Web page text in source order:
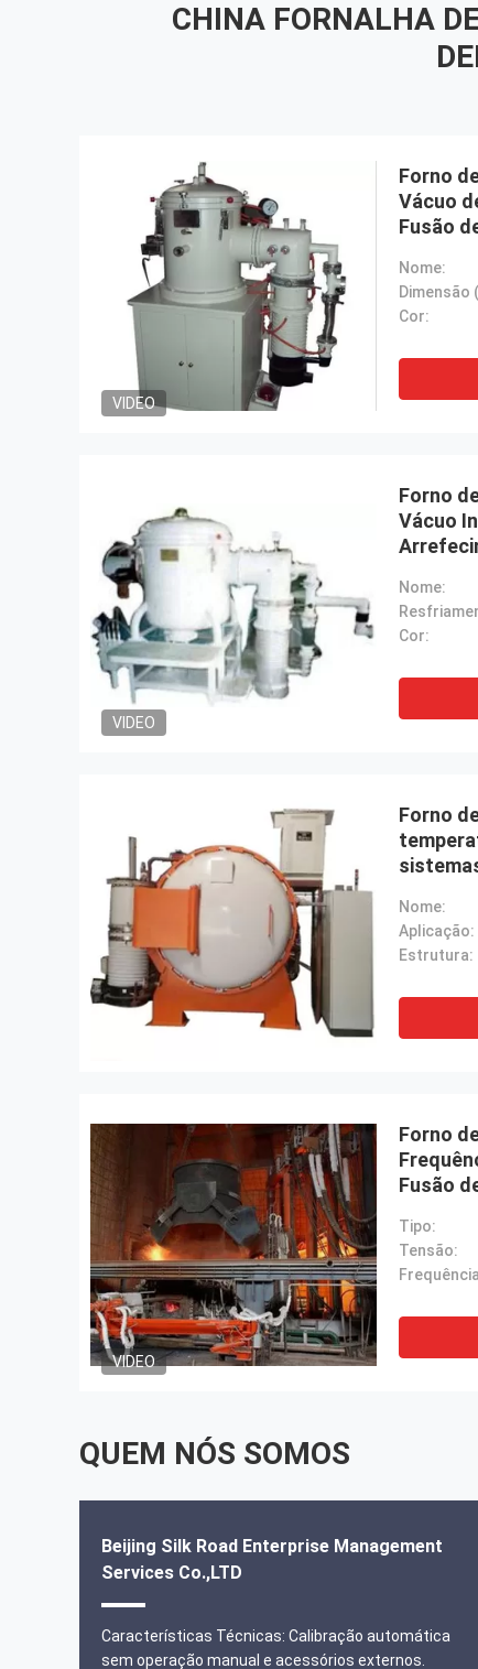
CHINA FORNALHA
VIDEO
Forno
Vácuo
Fusão
Nome:
Cor:
VIDEO
Forno
Vácuo
Nome:
Cor:
Forno
Nome:
Aplicação:
Estrutura:
VIDEO
Forno
Fusão
Tipo:
Tensão:
QUEM NÓS SOMOS
Beijing Silk Road Enterprise Management
Services Co.,LTD
Características Técnicas: Calibração automática
sem operação manual e acessórios externos.
faremos mais negócio com você!